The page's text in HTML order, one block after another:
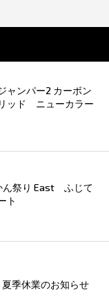
ャンパー2 カーボン
ッド ニューカラー
ん祭り East ふじて
ト
夏季休業のお知らせ